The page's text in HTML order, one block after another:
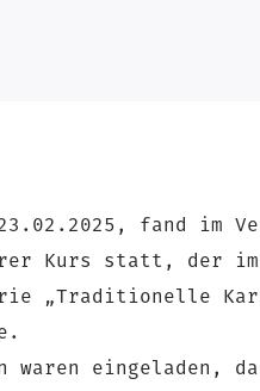
fand im
Kurs statt, der im
„Traditionelle
waren eingeladen,